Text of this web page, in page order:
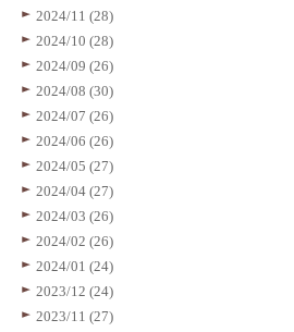
2024/11 (28)
2024/10 (28)
2024/09 (26)
2024/08 (30)
2024/07 (26)
2024/06 (26)
2024/05 (27)
2024/04 (27)
2024/03 (26)
2024/02 (26)
2024/01 (24)
2023/12 (24)
2023/11 (27)